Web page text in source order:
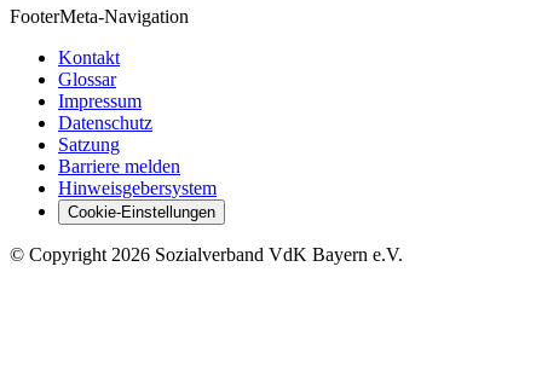
FooterMeta-Navigation
Kontakt
Glossar
Impressum
Datenschutz
Satzung
Barriere melden
Hinweisgebersystem
Cookie-Einstellungen
© Copyright 2026 Sozialverband VdK Bayern e.V.